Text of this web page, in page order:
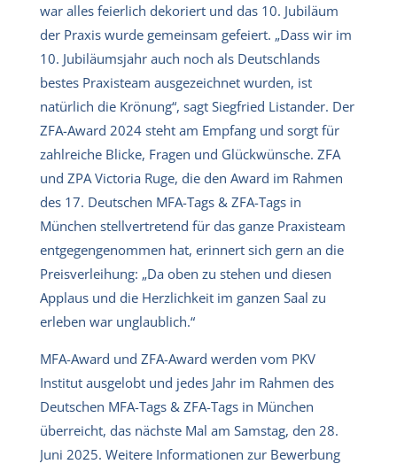
war alles feierlich dekoriert und das 10. Jubiläum
der Praxis wurde gemeinsam gefeiert. „Dass wir im
10. Jubiläumsjahr auch noch als Deutschlands
bestes Praxisteam ausgezeichnet wurden, ist
natürlich die Krönung“, sagt Siegfried Listander. Der
ZFA-Award 2024 steht am Empfang und sorgt für
zahlreiche Blicke, Fragen und Glückwünsche. ZFA
und ZPA Victoria Ruge, die den Award im Rahmen
des 17. Deutschen MFA-Tags & ZFA-Tags in
München stellvertretend für das ganze Praxisteam
entgegengenommen hat, erinnert sich gern an die
Preisverleihung: „Da oben zu stehen und diesen
Applaus und die Herzlichkeit im ganzen Saal zu
erleben war unglaublich.“
MFA-Award und ZFA-Award werden vom PKV
Institut ausgelobt und jedes Jahr im Rahmen des
Deutschen MFA-Tags & ZFA-Tags in München
überreicht, das nächste Mal am Samstag, den 28.
Juni 2025. Weitere Informationen zur Bewerbung